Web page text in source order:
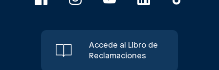
Accede al Libro de
Reclamaciones